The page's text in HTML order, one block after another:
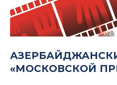
«МОСКОВСКОЙ